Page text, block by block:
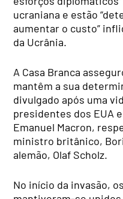
ucraniana e estão
aumentar o custo”
da Ucrânia.
A Casa Branca
mantêm a sua
divulgado após uma
presidentes dos EUA
Emanuel Macron,
ministro britânico,
alemão, Olaf Scholz.
No início da invasão,